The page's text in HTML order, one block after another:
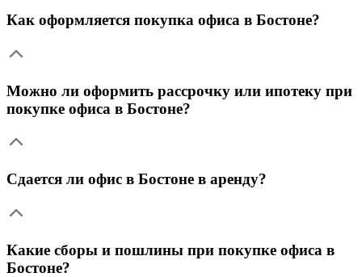
Как оформляется покупка офиса в Бостоне?
Можно ли оформить рассрочку или ипотеку при
покупке офиса в Бостоне?
Сдается ли офис в Бостоне в аренду?
Какие сборы и пошлины при покупке офиса в
Бостоне?